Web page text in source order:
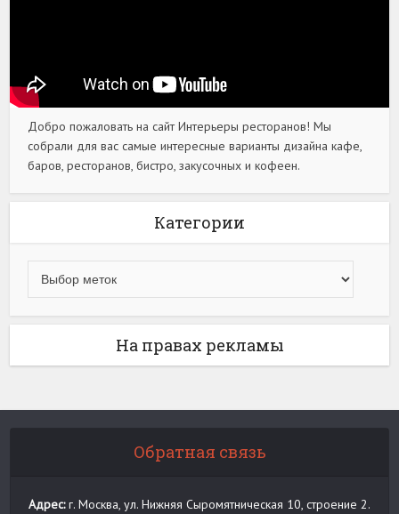
Добро пожаловать на сайт Интерьеры ресторанов! Мы
собрали для вас самые интересные варианты дизайна кафе,
баров, ресторанов, бистро, закусочных и кофеен.
Категории
На правах рекламы
Обратная связь
Адрес:г. Москва, ул. Нижняя Сыромятническая 10, строение 2.